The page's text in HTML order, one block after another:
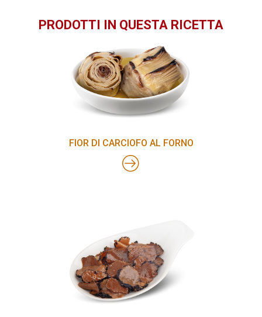
PRODOTTI IN QUESTA RICETTA
FIOR DI CARCIOFO AL FORNO